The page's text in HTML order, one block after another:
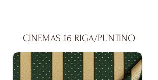
CINEMAS 16 RIGA/PUNTINO